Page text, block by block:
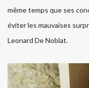
même temps que ses
éviter les mauvaises
Leonard De Noblat.